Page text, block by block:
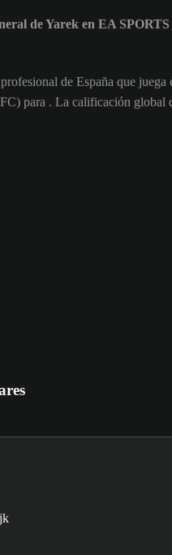
de Yarek en EA
de España que juega
para . La calificación global